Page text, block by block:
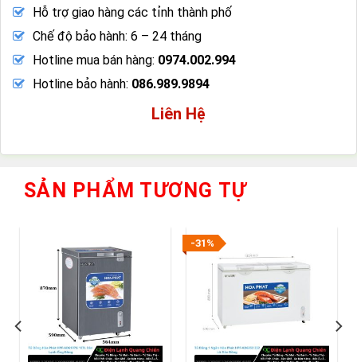
Hỗ trợ giao hàng các tỉnh thành phố
Chế độ bảo hành: 6 – 24 tháng
Hotline mua bán hàng: 0974.002.994
Hotline bảo hành: 086.989.9894
Liên Hệ
SẢN PHẨM TƯƠNG TỰ
-31%